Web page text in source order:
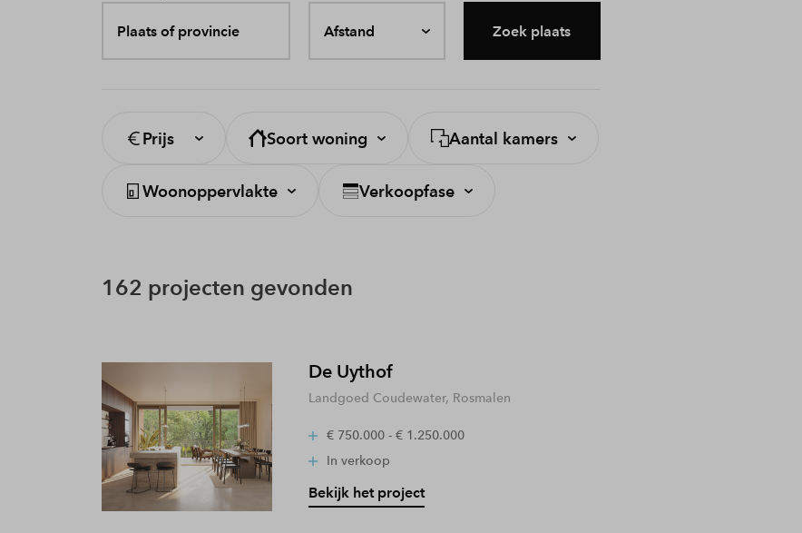
Plaats of provincie Afstand Zoek plaats
Prijs Soort woning Aantal kamers
Woonoppervlakte Verkoopfase
162 projecten gevonden
De Uythof
Landgoed Coudewater, Rosmalen
€ 750.000 - € 1.250.000
In verkoop
Bekijk het project